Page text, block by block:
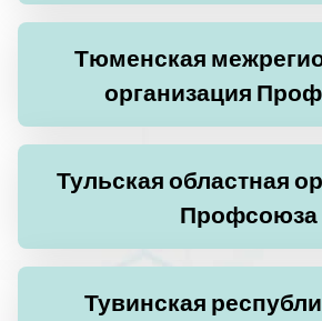
Тюменская
организация
Тульская областная
Профсоюза
Тувинская